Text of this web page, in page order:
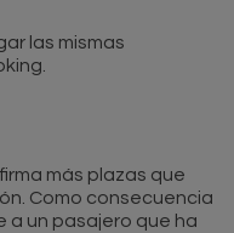
las mismas
más plazas que
Como consecuencia
a un pasajero que ha